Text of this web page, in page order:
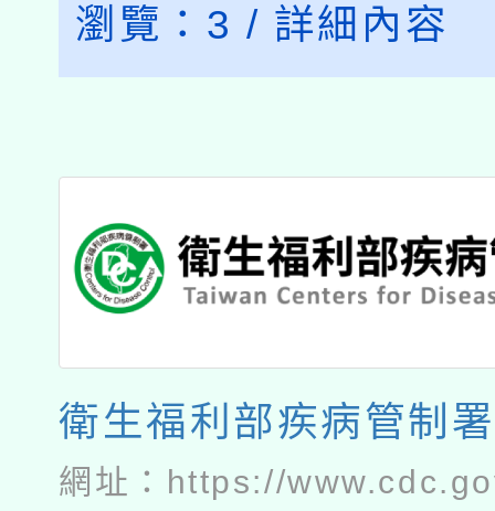
瀏覽： 3 / 詳細內容
衛生福利部疾病管制署
網址： https://